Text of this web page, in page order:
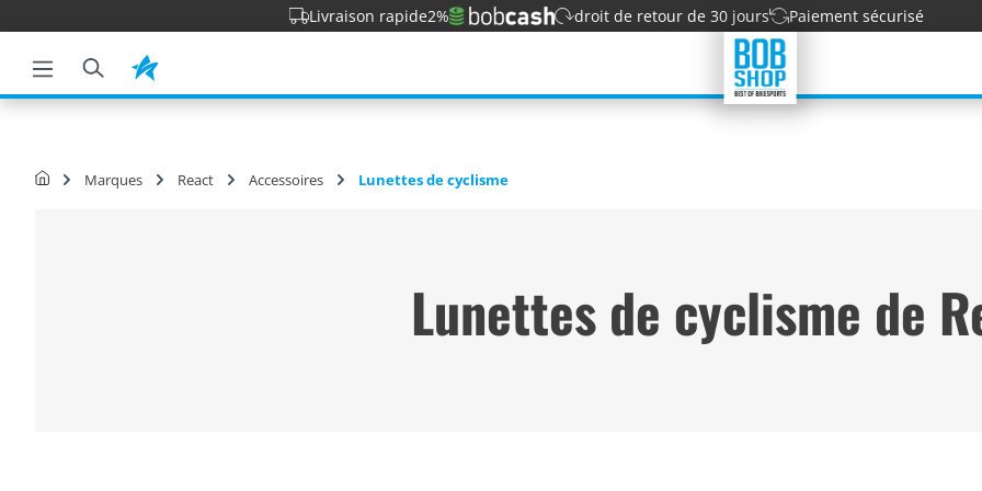
Passer à la navigation principale
Livraison rapide2% droit de retour de 30 jours Paiement sécurisé
Marques React Accessoires Lunettes de cyclisme
Lunettes de cyclisme de